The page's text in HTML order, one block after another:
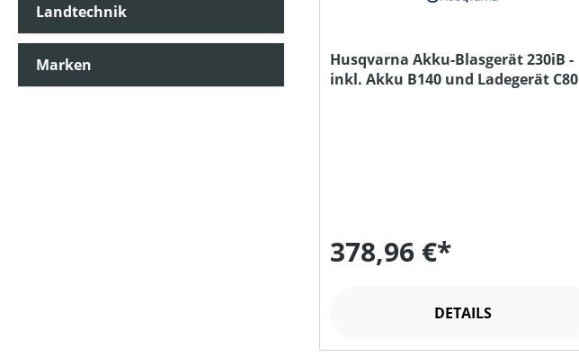
SCHALLDRUCKPEGEL AM OHR (IN DB(A))
SCHALLLEISTUNGSPEGEL (IN DB(A))
Landtechnik
Marken
Husqvarna Akku-Blasgerät 230iB -
inkl. Akku B140 und Ladegerät C80
378,96 €*
DETAILS